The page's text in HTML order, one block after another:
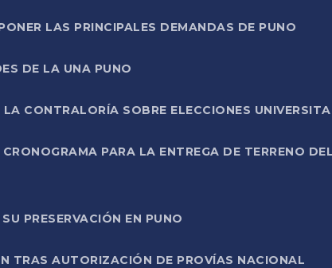
LAS PRINCIPALES DEMANDAS DE PUNO
DE LA UNA PUNO
CONTRALORÍA SOBRE ELECCIONES
PARA LA ENTREGA DE TERRENO
PRESERVACIÓN EN PUNO
TRAS AUTORIZACIÓN DE PROVÍAS NACIONAL